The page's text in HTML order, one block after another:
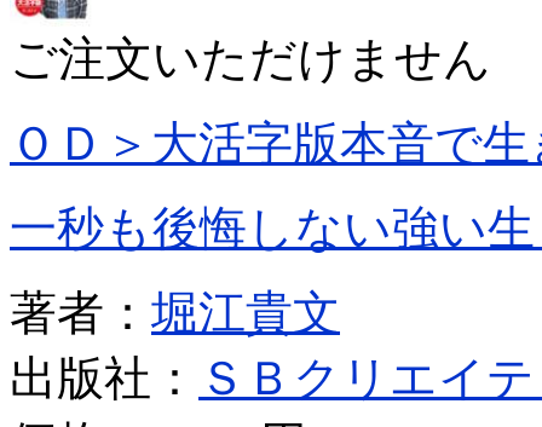
ご注文いただけません
ＯＤ＞大活字版本音で
一秒も後悔しない強い
著者： 堀江貴文
出版社：
ＳＢクリエイ